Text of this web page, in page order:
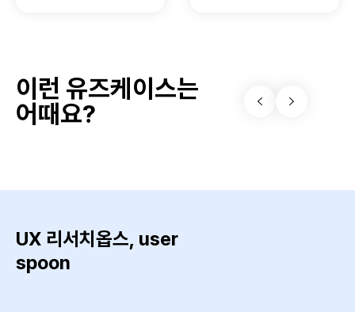
이런 유즈케이스는
어때요?
UX 리서치옵스, user
spoon